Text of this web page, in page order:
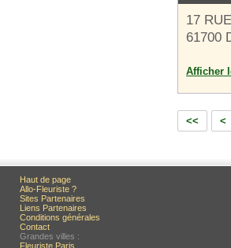
17
61700
Afficher
<< <
Haut de page
Allo-Fleuriste ?
Sites Partenaires
Liens Partenaires
Conditions générales
Contact
Grandes villes :
Fleuriste Paris